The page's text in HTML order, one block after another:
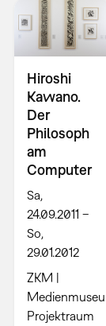
Hiroshi
Kawano.
Der
Philosoph
am
Computer
Sa,
24.09.2011 –
So,
29.01.2012
ZKM |
Projektraum